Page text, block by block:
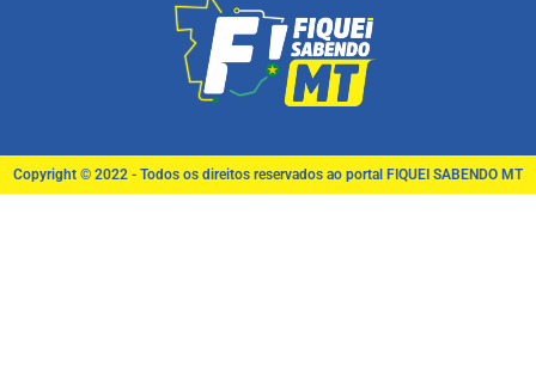
Copyright © 2022 - Todos os direitos reservados ao portal FIQUEI SABENDO MT